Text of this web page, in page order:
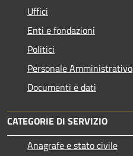
Uffici
Enti e fondazioni
Politici
Personale Amministrativo
Documenti e dati
CATEGORIE DI SERVIZIO
Anagrafe e stato civile